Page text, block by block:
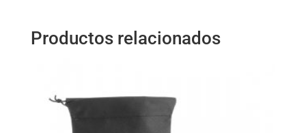
Productos relacionados